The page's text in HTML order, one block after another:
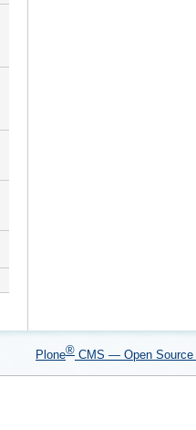
Plone® CMS — Open Source